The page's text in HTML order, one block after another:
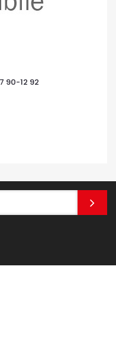
90-12 92